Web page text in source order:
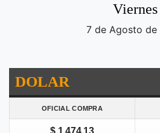
Viernes
7 de Agosto de
DOLAR
OFICIAL COMPRA
$ 1.474,13